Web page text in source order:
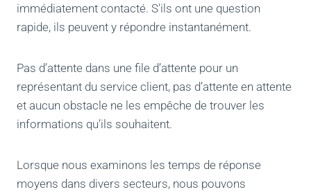
immédiatement contacté. S'ils ont une question
rapide, ils peuvent y répondre instantanément.
Pas d’attente dans une file d’attente pour un
représentant du service client, pas d’attente en attente
et aucun obstacle ne les empêche de trouver les
informations qu’ils souhaitent.
Lorsque nous examinons les temps de réponse
moyens dans divers secteurs, nous pouvons